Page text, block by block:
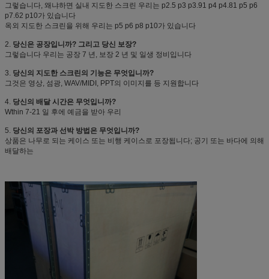
그렇습니다, 왜냐하면 실내 지도한 스크린 우리는 p2.5 p3 p3.91 p4 p4.81 p5 p6
p7.62 p10가 있습니다
옥외 지도한 스크린을 위해 우리는 p5 p6 p8 p10가 있습니다
2. 당신은 공장입니까? 그리고 당신 보장?
그렇습니다 우리는 공장 7 년, 보장 2 년 및 일생 정비입니다
3. 당신의 지도한 스크린의 기능은 무엇입니까?
그것은 영상, 섬광, WAV/MIDI, PPT의 이미지를 등 지원합니다
4. 당신의 배달 시간은 무엇입니까?
Wthin 7-21 일 후에 예금을 받아 우리
5. 당신의 포장과 선박 방법은 무엇입니까?
상품은 나무로 되는 케이스 또는 비행 케이스로 포장됩니다; 공기 또는 바다에 의해
배달하는